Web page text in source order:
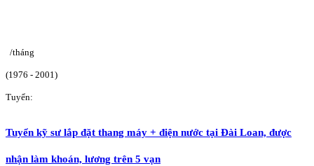
/tháng
(1976 - 2001)
Tuyển:
Tuyển kỹ sư lắp đặt thang máy + điện nước tại Đài Loan, được
nhận làm khoán, lương trên 5 vạn